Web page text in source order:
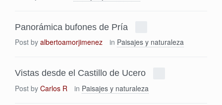
Panorámica bufones de Pría
Post by albertoamorjimenez in Paisajes y naturaleza
Vistas desde el Castillo de Ucero
Post by Carlos R in Paisajes y naturaleza